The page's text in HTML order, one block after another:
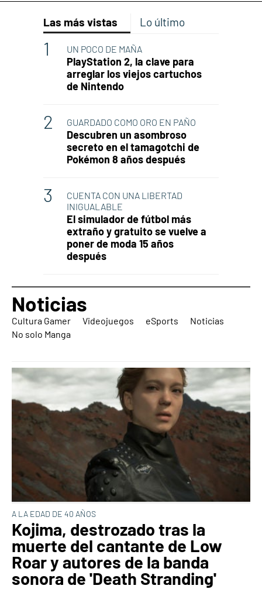
Las más vistas Lo último
UN POCO DE MAÑA
PlayStation 2, la clave para
arreglar los viejos cartuchos
de Nintendo
GUARDADO COMO ORO EN PAÑO
Descubren un asombroso
secreto en el tamagotchi de
Pokémon 8 años después
CUENTA CON UNA LIBERTAD
INIGUALABLE
El simulador de fútbol más
extraño y gratuito se vuelve a
poner de moda 15 años
después
Noticias
Cultura Gamer Videojuegos eSports
Noticias
No solo Manga
A LA EDAD DE 40 AÑOS
Kojima, destrozado tras la
muerte del cantante de Low
Roar y autores de la banda
sonora de 'Death Stranding'